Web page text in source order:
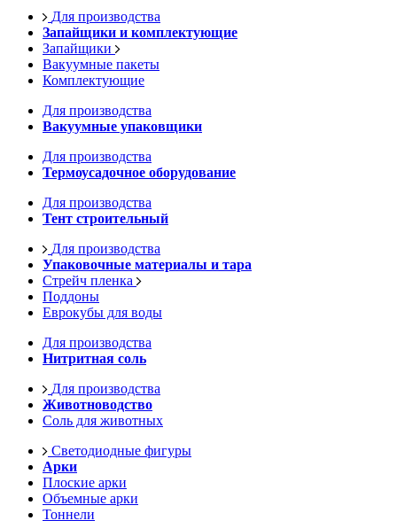
Для производства
Запайщики и комплектующие
Запайщики
Вакуумные пакеты
Комплектующие
Для производства
Вакуумные упаковщики
Для производства
Термоусадочное оборудование
Для производства
Тент строительный
Для производства
Упаковочные материалы и тара
Стрейч пленка
Поддоны
Еврокубы для воды
Для производства
Нитритная соль
Для производства
Животноводство
Соль для животных
Светодиодные фигуры
Арки
Плоские арки
Объемные арки
Тоннели